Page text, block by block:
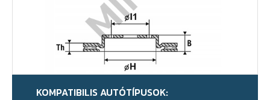
KOMPATIBILIS AUTÓTÍPUSOK: